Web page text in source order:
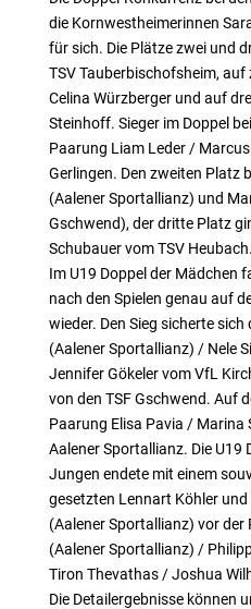
die Kornwestheimerinnen
für sich. Die Plätze zwei und
TSV Tauberbischofsheim,
Celina Würzberger und auf
Steinhoff. Sieger im Doppel
Paarung Liam Leder /
Gerlingen. Den zweiten Platz
(Aalener Sportallianz) und
Gschwend), der dritte Platz
Schubauer vom TSV Heubach.
Im U19 Doppel der Mädchen
nach den Spielen genau auf
wieder. Den Sieg sicherte
(Aalener Sportallianz) / Nele
Jennifer Gökeler vom VfL
von den TSF Gschwend. Auf
Paarung Elisa Pavia / Marina
Aalener Sportallianz. Die U19
Jungen endete mit einem
gesetzten Lennart Köhler
(Aalener Sportallianz) vor der
(Aalener Sportallianz) /
Tiron Thevathas / Joshua
Die Detailergebnisse können